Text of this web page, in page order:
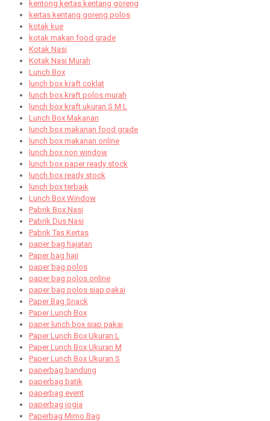
kentong kertas kentang goreng
kertas kentang goreng polos
kotak kue
kotak makan food grade
Kotak Nasi
Kotak Nasi Murah
Lunch Box
lunch box kraft coklat
lunch box kraft polos murah
lunch box kraft ukuran S M L
Lunch Box Makanan
lunch box makanan food grade
lunch box makanan online
lunch box non window
lunch box paper ready stock
lunch box ready stock
lunch box terbaik
Lunch Box Window
Pabrik Box Nasi
Pabrik Dus Nasi
Pabrik Tas Kertas
paper bag hajatan
Paper bag haji
paper bag polos
paper bag polos online
paper bag polos siap pakai
Paper Bag Snack
Paper Lunch Box
paper lunch box siap pakai
Paper Lunch Box Ukuran L
Paper Lunch Box Ukuran M
Paper Lunch Box Ukuran S
paperbag bandung
paperbag batik
paperbag event
paperbag jogja
Paperbag Mimo Bag